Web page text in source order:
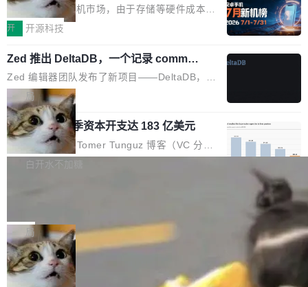
变体：Switchable...
那个创业公司。不同的是，这次它构建在 Cloudf
lare Workers 上——我花了九年时间搭建的平台
——并且深度集成了 AI。这基本上是我十年秘密
计划的顶峰。 十年前，Ken...
数据库，按名称寻址，复制到你自己的 S3 兼容
存储库里。节点之间只通过这个存储库协调——
个小型数据库，应用天然按分片构建，单个数据
库的竞争和爆炸半径问题在设计层面就被消除
了。 闲置的 cell 会休眠到几乎不占资源。当 cel
l 迁移或唤醒时，新宿主从 S3 恢复 SQLite 数据
库继续执行。存储库是持久化的唯一真相...
性能、流畅双第一，三星Galaxy Z系列
新折叠缺席
2026年7月的手机市场，由于存储等硬件成本暴
增，手机厂商的日子也不好过啊，新机速度明显
高价的三星折叠（三星Galaxy Z Fold8 Ultra / Z
Fold8 / Z Flip8）外，其余要么是中低端机器，
例如iQOO Z11i、REDMI Note 17、REDMI No
te 17 Pro、OPPO K15，要么是vivo X300 E这
样的次旗舰。 Galaxy Z Fold8 Ultra / Z Fold8 /
Z Flip8三款折叠屏新机均在7月22日发布，且全
部搭载骁龙8 Elite Gen5 for Galaxy，它们本该
开 开源科技
Zed 推出 DeltaDB，一个记录 commit
之间所有操作的版本控制系统
Zed 编辑器团队发布了新项目——DeltaDB，一
个在 git commit 之间记录每一次编辑操作的版
本控制系统。目前处于 Early Access 阶段。 De
ltaDB 的核心思路直接写在 landing page 最显
眼的位置：「Software is made between com
mits」——软件是在 commit 之间写出来的。git
是把这段空隙补上。 回退到任何一次编辑：Delt
aDB 捕获 commit 之间的每一次操作，...
局
SpaceXAI 单季资本开支达 183 亿美元
根据风险投资人Tomer Tunguz 博客（VC 分
析）披露的最新分析与第二季度业绩报告，Spac
微软同期总资本开支的四成。 与亚马逊、Alpha
bet、微软以及 Meta 等传统科技巨头相比，Spa
ceXAI的资金消耗速度尤为引人瞩目。然而，支
撑庞大支出的资金来源却呈现出截然不同的面
白开水不加糖
一个在终端里运行的编程 agent；Muse Spark
1.2，驱动这个 agent 的新模型。一句话概括：
你可以用 curl -fsSL https://dev.meta.ai/install.
sh | bash 安装一个能在大项目里自动规划、写
局
美团开源 LoHoSearch，用知识图谱校
准 AI 能力认知
机器出题的前提，是让机器拥有全局视野。整个